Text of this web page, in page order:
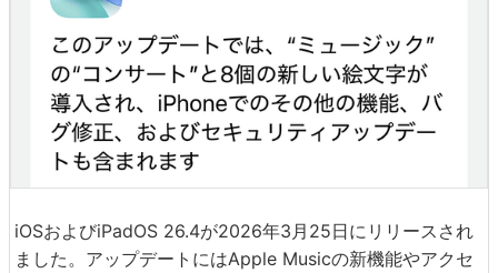
iOSおよびiPadOS 26.4が2026年3月25日にリリースされ
ました。アップデートにはApple Musicの新機能やアクセ